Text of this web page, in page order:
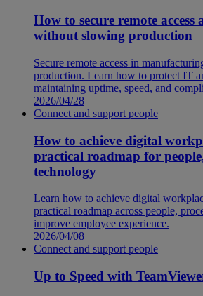
How to secure remote
without slowing production
Secure remote access in
production. Learn how to protect IT
maintaining uptime, speed, and
2026/04/28
Connect and support people
How to achieve digital
practical roadmap for
technology
Learn how to achieve digital
practical roadmap across people,
improve employee experience.
2026/04/08
Connect and support people
Up to Speed with